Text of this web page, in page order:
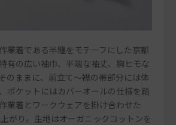
業着である半纏をモチーフにした京都
有の広い袖巾、半端な袖丈、胸ヒモな
のままに、前立て～襟の帯部分には体
ポケットにはカバーオールの仕様を踏
業着とワークウェアを掛け合わせた
上がり。生地はオーガニックコットンを